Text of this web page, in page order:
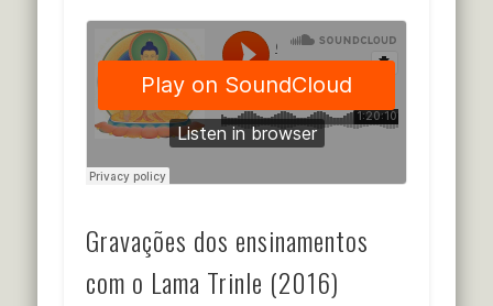
Gravações dos ensinamentos
com o Lama Trinle (2016)